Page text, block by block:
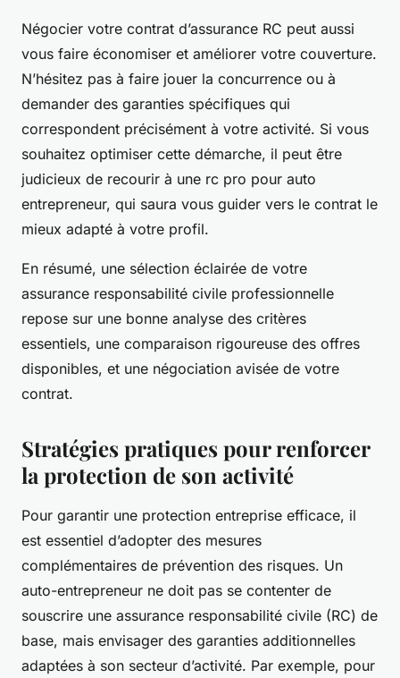
Négocier votre contrat d’assurance RC peut aussi
vous faire économiser et améliorer votre couverture.
N’hésitez pas à faire jouer la concurrence ou à
demander des garanties spécifiques qui
correspondent précisément à votre activité. Si vous
souhaitez optimiser cette démarche, il peut être
judicieux de recourir à une rc pro pour auto
entrepreneur, qui saura vous guider vers le contrat le
mieux adapté à votre profil.
En résumé, une sélection éclairée de votre
assurance responsabilité civile professionnelle
repose sur une bonne analyse des critères
essentiels, une comparaison rigoureuse des offres
disponibles, et une négociation avisée de votre
contrat.
Stratégies pratiques pour renforcer
la protection de son activité
Pour garantir une protection entreprise efficace, il
est essentiel d’adopter des mesures
complémentaires de prévention des risques. Un
auto-entrepreneur ne doit pas se contenter de
souscrire une assurance responsabilité civile (RC) de
base, mais envisager des garanties additionnelles
adaptées à son secteur d’activité. Par exemple, pour